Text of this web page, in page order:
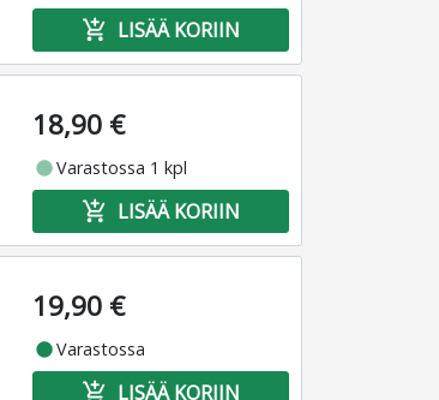
add_shopping_cart LISÄÄ KORIIN
18,90 €
fiber_manual_recordVarastossa 1 kpl
add_shopping_cart LISÄÄ KORIIN
19,90 €
fiber_manual_recordVarastossa
add_shopping_cart LISÄÄ KORIIN